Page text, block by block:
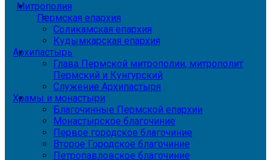
Митрополия
Пермская епархия
Соликамская епархия
Кудымкарская епархия
Архипастырь
Глава Пермской митрополии, митрополит
Пермский и Кунгурский
Служение Архипастыря
Храмы и монастыри
Благочинные Пермской епархии
Монастырское благочиние
Первое городское благочиние
Второе Городское благочиние
Петропавловское благочиние